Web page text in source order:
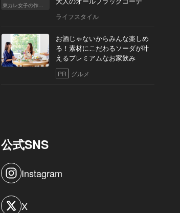
本日から！これぞ大人のハロウィン
グジュアリーディナー！
#イベント
東カレ女子の作り方
ライフスタイル
お酒じゃないからみんな楽しめ
る！素材にこだわるソーダが叶
えるプレミアムなお家飲み
PR グルメ
公式SNS
Instagram
X